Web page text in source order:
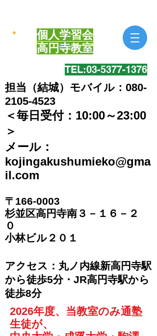
個人学習会
​高円寺教室
TEL:​03-5377-1376
担当（結城）モバイル：080-
2105-4523
＜毎日受付：10:00～23:00
＞
​メール：
kojingakushumieko@gma
il.com
〒166-0003
​杉並区高円寺南３－１６－２
０
​小林ビル２０１
​アクセス：丸ノ内線新高円寺駅
から徒歩5分・JR高円寺駅から
徒歩8分
2026年度、当教室のみ通塾
生徒が、